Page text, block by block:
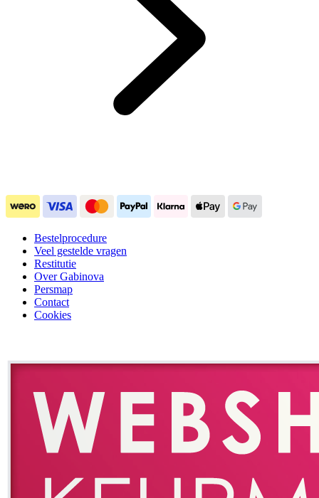
Bestelprocedure
Veel gestelde vragen
Restitutie
Over Gabinova
Persmap
Contact
Cookies